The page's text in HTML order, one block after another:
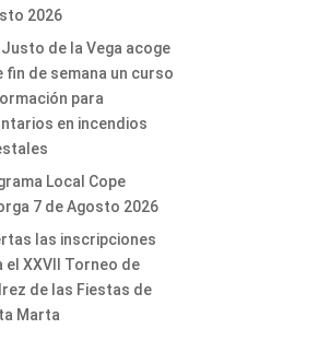
2026
Justo de la Vega acoge
fin de semana un curso
para
en incendios
Local Cope
7 de Agosto 2026
las inscripciones
el XXVII Torneo de
de las Fiestas de
Marta